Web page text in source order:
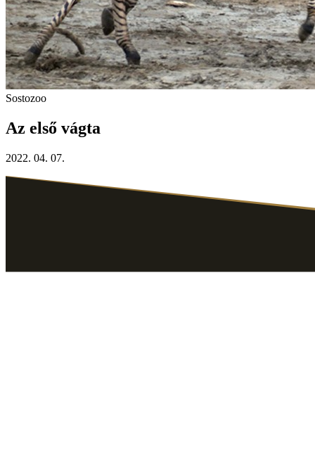
Sostozoo
Az első vágta
2022. 04. 07.